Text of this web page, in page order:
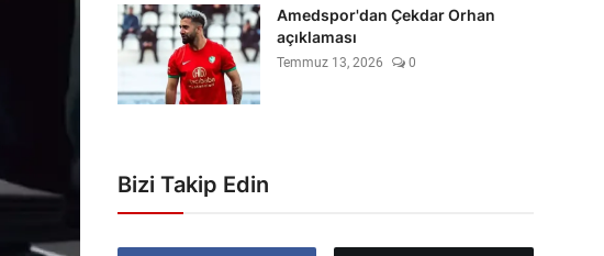
Amedspor'dan Çekdar Orhan
açıklaması
Temmuz 13, 2026 0
Bizi Takip Edin